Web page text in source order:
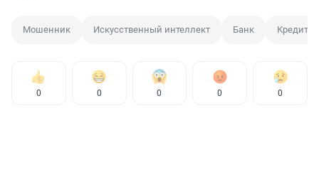
Мошенник Искусственный интеллект Банк Кредит
0 0 0 0 0